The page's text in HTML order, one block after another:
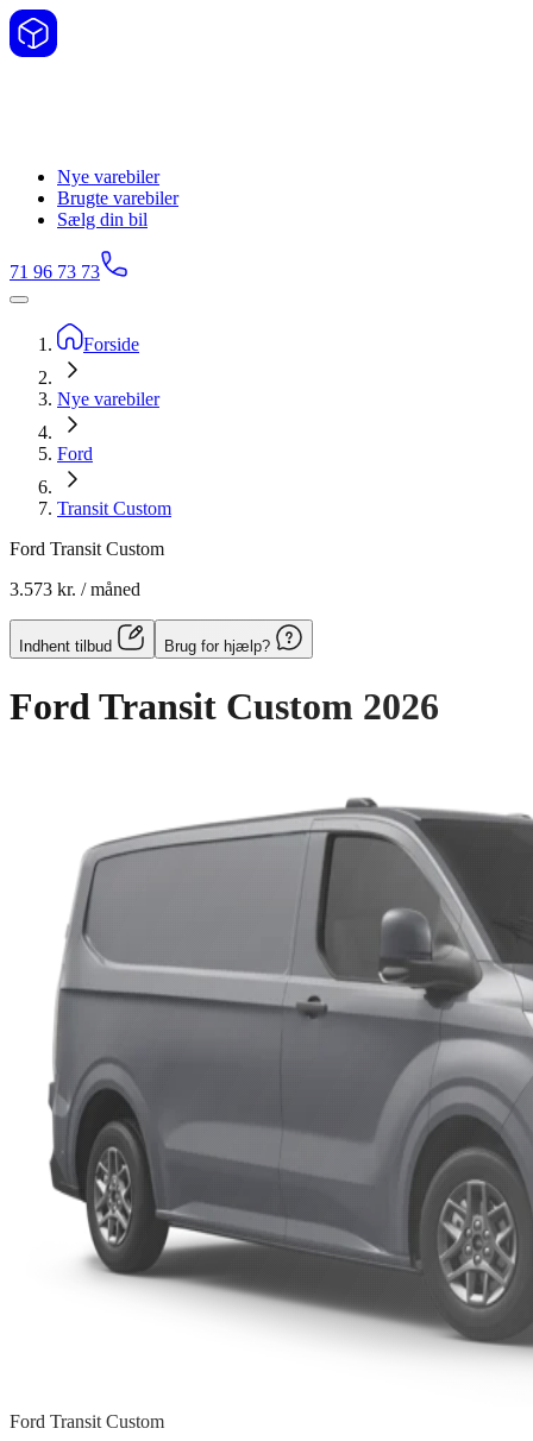
Nye varebiler
Brugte varebiler
Sælg din bil
71 96 73 73
Forside
Nye varebiler
Ford
Transit Custom
Ford Transit Custom
3.573 kr. / måned
Indhent tilbud Brug for hjælp?
Ford Transit Custom 2026
Ford Transit Custom